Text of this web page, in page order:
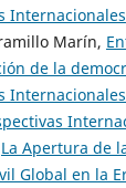
Internacionales
Marín,
de la
La Apertura de
Global en la